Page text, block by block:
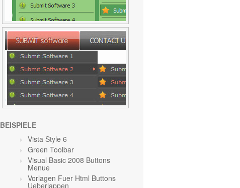
BEISPIELE
Vista Style 6
Green Toolbar
Visual Basic 2008 Buttons
Menue
Vorlagen Fuer Html Buttons
Ueberlappen